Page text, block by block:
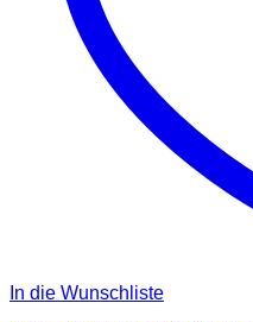
In die Wunschliste